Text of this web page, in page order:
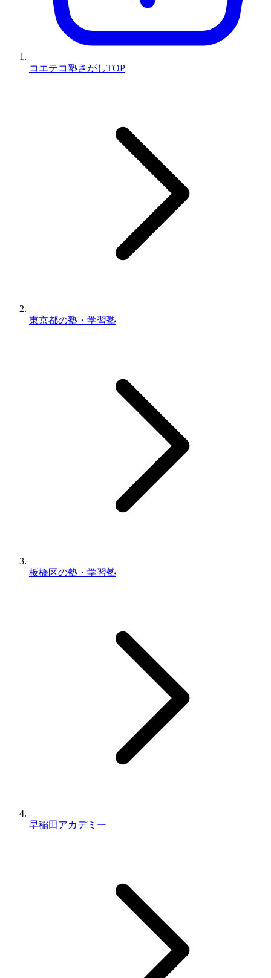
コエテコ塾さがしTOP
東京都の塾・学習塾
板橋区の塾・学習塾
早稲田アカデミー